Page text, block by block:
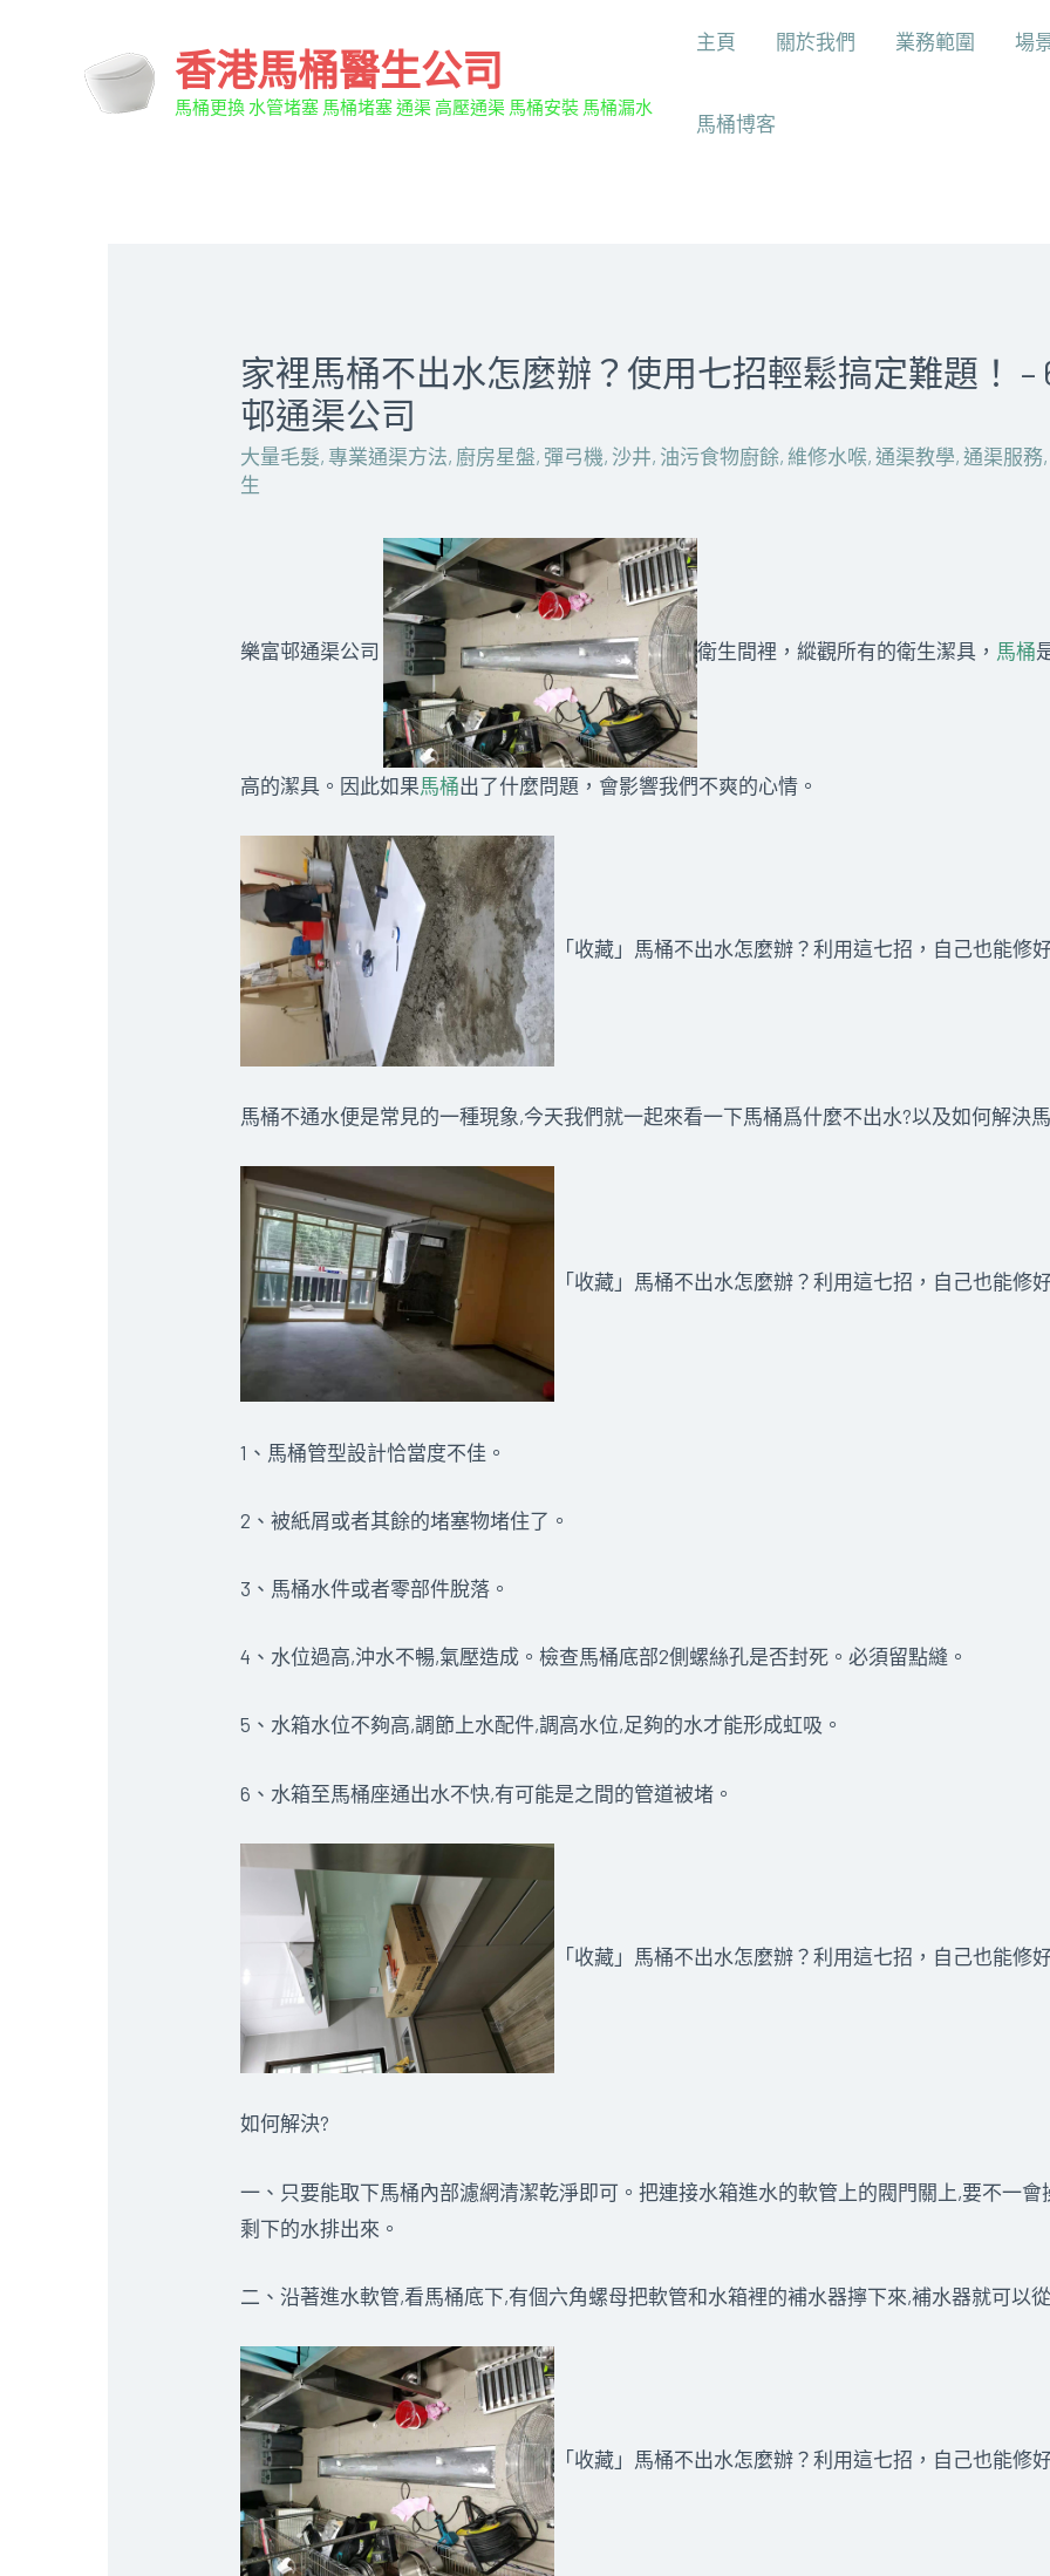
香港馬桶醫生公司
馬桶更換 水管堵塞 馬桶堵塞 通渠 高壓通渠 馬桶安裝 馬桶漏水
主頁 關於我們 業務範圍 場
馬桶博客
家裡馬桶不出水怎麼辦？使用七招輕鬆搞定難題！ –
邨通渠公司
大量毛髮,專業通渠方法, 廚房星盤, 彈弓機, 沙井, 油污食物廚餘, 維修水喉,通渠教學,通渠服務
生
樂富邨通渠公司 衛生間裡，縱觀所有的衛生潔具， 馬桶
高的潔具。因此如果馬桶出了什麼問題，會影響我們不爽的心情。
「收藏」馬桶不出水怎麼辦？利用這七招，自己也能修
馬桶不通水便是常見的一種現象,今天我們就一起來看一下馬桶爲什麼不出水?以及如何解決
「收藏」馬桶不出水怎麼辦？利用這七招，自己也能修
1、馬桶管型設計恰當度不佳。
2、被紙屑或者其餘的堵塞物堵住了。
3、馬桶水件或者零部件脫落。
4、水位過高,沖水不暢,氣壓造成。檢查馬桶底部2側螺絲孔是否封死。必須留點縫。
5、水箱水位不夠高,調節上水配件,調高水位,足夠的水才能形成虹吸。
6、水箱至馬桶座通出水不快,有可能是之間的管道被堵。
「收藏」馬桶不出水怎麼辦？利用這七招，自己也能修
如何解決?
一、只要能取下馬桶內部濾網清潔乾淨即可。把連接水箱進水的軟管上的閥門關上,要不一
剩下的水排出來。
二、沿著進水軟管,看馬桶底下,有個六角螺母把軟管和水箱裡的補水器擰下來,補水器就可以
「收藏」馬桶不出水怎麼辦？利用這七招，自己也能修